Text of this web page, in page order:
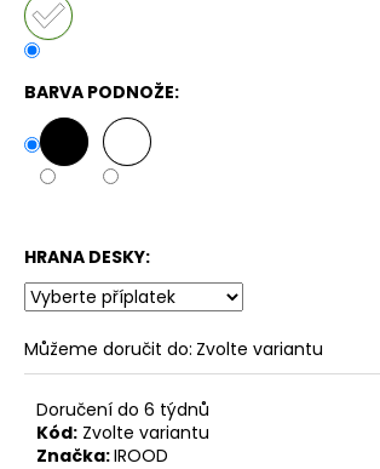
BARVA PODNOŽE:
HRANA DESKY:
Můžeme doručit do: Zvolte variantu
Doručení do 6 týdnů
Kód: Zvolte variantu
Značka:IROOD